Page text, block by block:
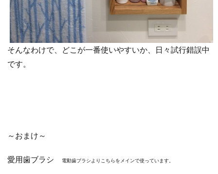
そんなわけで、どこが一番使いやすいか、日々試行錯誤中
です。
～おまけ～
愛用歯ブラシ 電動歯ブラシよりこちらをメインで使っています。